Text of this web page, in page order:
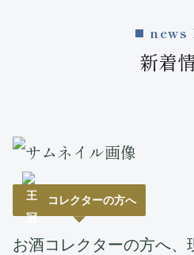
新着
コレクターの方へ
お酒コレクターの方へ、